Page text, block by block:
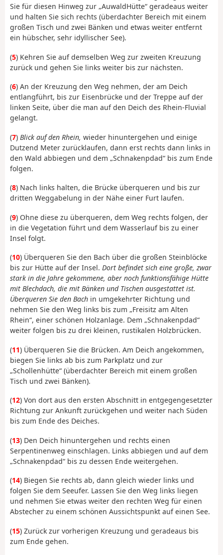
Sie für diesen Hinweg zur „AuwaldHütte“ geradeaus weiter
und halten Sie sich rechts (überdachter Bereich mit einem
großen Tisch und zwei Bänken und etwas weiter entfernt
ein hübscher, sehr idyllischer See).
(5) Kehren Sie auf demselben Weg zur zweiten Kreuzung
zurück und gehen Sie links weiter bis zur nächsten.
(6) An der Kreuzung den Weg nehmen, der am Deich
entlangführt, bis zur Eisenbrücke und der Treppe auf der
linken Seite, über die man auf den Deich des Rhein-Fluvial
gelangt.
(7) Blick auf den Rhein, wieder hinuntergehen und einige
Dutzend Meter zurücklaufen, dann erst rechts dann links in
den Wald abbiegen und dem „Schnakenpdad“ bis zum Ende
folgen.
(8) Nach links halten, die Brücke überqueren und bis zur
dritten Weggabelung in der Nähe einer Furt laufen.
(9) Ohne diese zu überqueren, dem Weg rechts folgen, der
in die Vegetation führt und dem Wasserlauf bis zu einer
Insel folgt.
(10) Überqueren Sie den Bach über die großen Steinblöcke
bis zur Hütte auf der Insel. Dort befindet sich eine große, zwar
stark in die Jahre gekommene, aber noch funktionsfähige Hütte
mit Blechdach, die mit Bänken und Tischen ausgestattet ist.
Überqueren Sie den Bach in umgekehrter Richtung und
nehmen Sie den Weg links bis zum „Freisitz am Alten
Rhein“, einer schönen Holzanlage. Dem „Schnakenpdad“
weiter folgen bis zu drei kleinen, rustikalen Holzbrücken.
(11) Überqueren Sie die Brücken. Am Deich angekommen,
biegen Sie links ab bis zum Parkplatz und zur
„Schollenhütte“ (überdachter Bereich mit einem großen
Tisch und zwei Bänken).
(12) Von dort aus den ersten Abschnitt in entgegengesetzter
Richtung zur Ankunft zurückgehen und weiter nach Süden
bis zum Ende des Deiches.
(13) Den Deich hinuntergehen und rechts einen
Serpentinenweg einschlagen. Links abbiegen und auf dem
„Schnakenpdad“ bis zu dessen Ende weitergehen.
(14) Biegen Sie rechts ab, dann gleich wieder links und
folgen Sie dem Seeufer. Lassen Sie den Weg links liegen
und nehmen Sie etwas weiter den rechten Weg für einen
Abstecher zu einem schönen Aussichtspunkt auf einen See.
(15) Zurück zur vorherigen Kreuzung und geradeaus bis
zum Ende gehen.